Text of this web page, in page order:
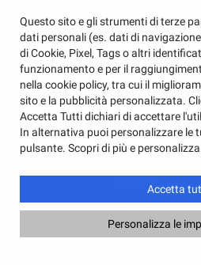
Dati fiscali:
Auto V Srl
Strada Nenzi, 1, Preganziol (TV)
C.F/P.IVA:
04873760260
REA: TV - 405810
Copyright © 2026
Questo sito e gli strumenti di terze
dati personali (es. dati di
di Cookie, Pixel, Tags o altri
funzionamento e per il
nella cookie policy, tra cui il
sito e la pubblicità personalizzata.
Accetta Tutti dichiari di accettare
In alternativa puoi personalizzare le
pulsante. Scopri di più e personalizza.
Accetta
Personalizza le